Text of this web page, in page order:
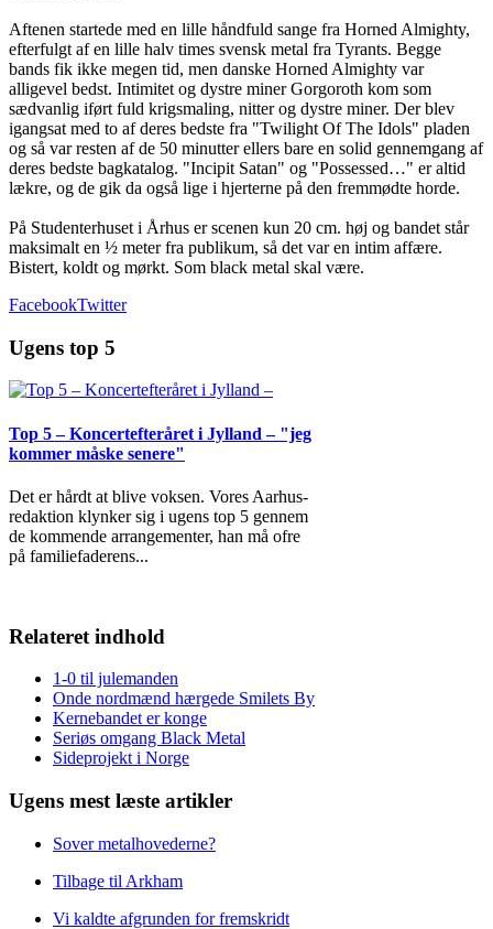
Aftenen startede med en lille håndfuld sange fra Horned Almighty,
efterfulgt af en lille halv times svensk metal fra Tyrants. Begge
bands fik ikke megen tid, men danske Horned Almighty var
alligevel bedst. Intimitet og dystre miner Gorgoroth kom som
sædvanlig iført fuld krigsmaling, nitter og dystre miner. Der blev
igangsat med to af deres bedste fra "Twilight Of The Idols" pladen
og så var resten af de 50 minutter ellers bare en solid gennemgang af
deres bedste bagkatalog. "Incipit Satan" og "Possessed…" er altid
lækre, og de gik da også lige i hjerterne på den fremmødte horde.
På Studenterhuset i Århus er scenen kun 20 cm. høj og bandet står
maksimalt en ½ meter fra publikum, så det var en intim affære.
Bistert, koldt og mørkt. Som black metal skal være.
FacebookTwitter
Ugens top 5
Top 5 – Koncertefteråret i Jylland – "jeg
kommer måske senere"
Det er hårdt at blive voksen. Vores Aarhus-
redaktion klynker sig i ugens top 5 gennem
de kommende arrangementer, han må ofre
på familiefaderens...
Relateret indhold
1-0 til julemanden
Onde nordmænd hærgede Smilets By
Kernebandet er konge
Seriøs omgang Black Metal
Sideprojekt i Norge
Ugens mest læste artikler
Sover metalhovederne?
Tilbage til Arkham
Vi kaldte afgrunden for fremskridt